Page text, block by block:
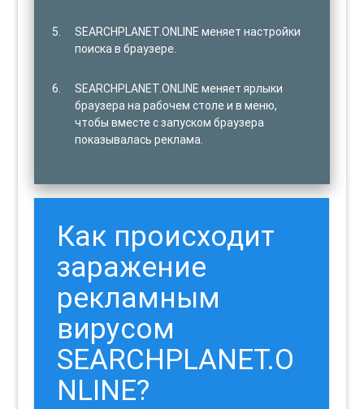
SEARCHPLANET.ONLINE меняет настройки
поиска в браузере.
SEARCHPLANET.ONLINE меняет ярлыки
браузера на рабочем столе и в меню,
чтобы вместе с запуском браузера
показывалась реклама.
Как происходит
заражение
рекламным
вирусом
SEARCHPLANET.O
NLINE?